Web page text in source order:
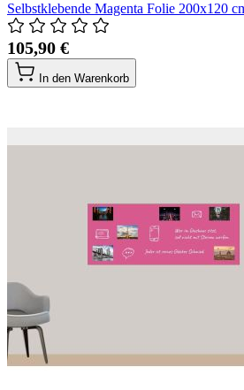
Selbstklebende Magenta Folie 200x120
105,90 €
In den Warenkorb